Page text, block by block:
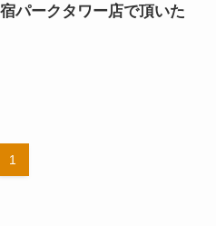
パークタワー店で頂いた
1